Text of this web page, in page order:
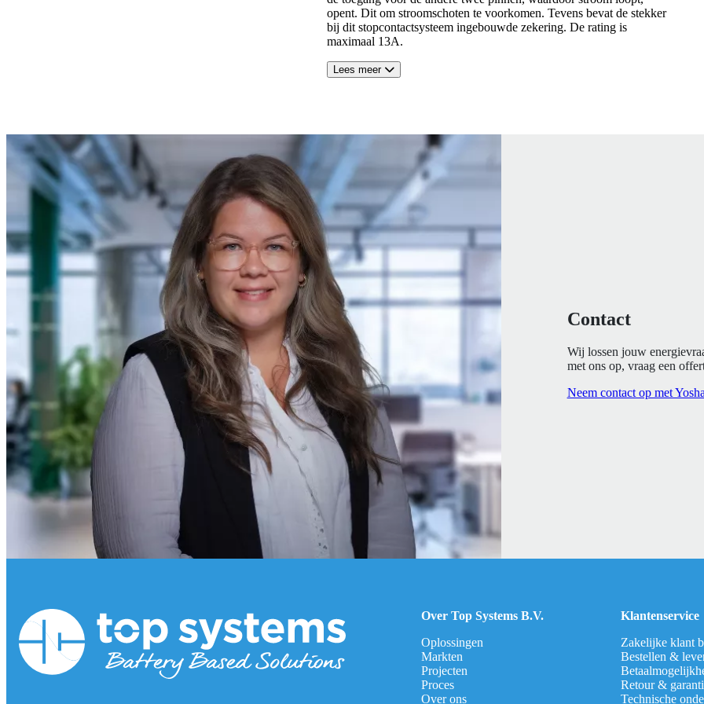
opent. Dit om stroomschoten te voorkomen. Tevens bevat de stekker
bij dit stopcontactsysteem ingebouwde zekering. De rating is
maximaal 13A.
Lees meer
Contact
Wij lossen jouw
met ons op, vraag een
Neem contact op met
Over Top Systems B.V.
Oplossingen
Markten
Projecten
Proces
Over ons
Klantenservice
Zakelijke klant
Bestellen &
Retour &
Technische